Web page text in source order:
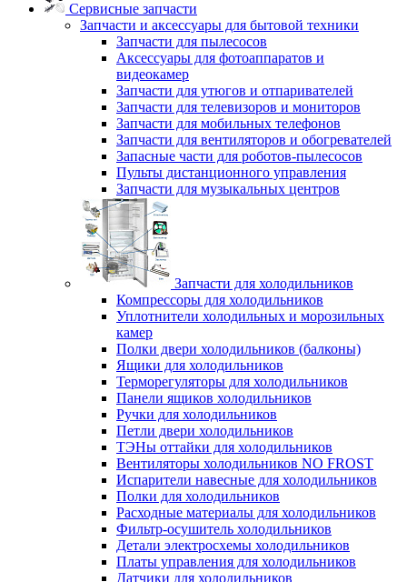
Сервисные запчасти
Запчасти и аксессуары для бытовой техники
Запчасти для пылесосов
Аксессуары для фотоаппаратов и
видеокамер
Запчасти для утюгов и отпаривателей
Запчасти для телевизоров и мониторов
Запчасти для мобильных телефонов
Запчасти для вентиляторов и обогревателей
Запасные части для роботов-пылесосов
Пульты дистанционного управления
Запчасти для музыкальных центров
Запчасти для холодильников
Компрессоры для холодильников
Уплотнители холодильных и морозильных
камер
Полки двери холодильников (балконы)
Ящики для холодильников
Терморегуляторы для холодильников
Панели ящиков холодильников
Ручки для холодильников
Петли двери холодильников
ТЭНы оттайки для холодильников
Вентиляторы холодильников NO FROST
Испарители навесные для холодильников
Полки для холодильников
Расходные материалы для холодильников
Фильтр-осушитель холодильников
Детали электросхемы холодильников
Платы управления для холодильников
Датчики для холодильников